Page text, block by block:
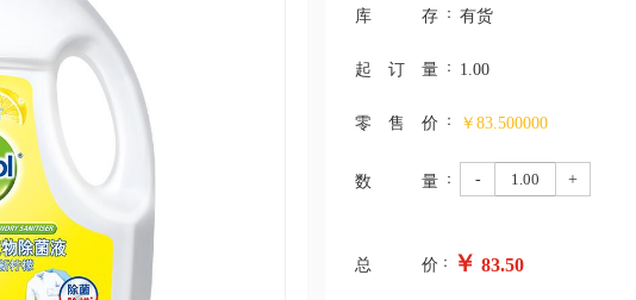
库 存 ： 有货
起订量 ： 1.00
零售价 ： ￥83.500000
数量 ： - +
总价 ： ￥ 83.50